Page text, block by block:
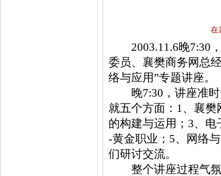
在
2003.11.6晚7:30，
委员、襄樊商务网总
络与应用”专题讲座。
晚7:30，讲座准时
就五个方面：1、襄
的构建与运用；3、
-黄金职业；5、网络
们研讨交流。
整个讲座过程气氛